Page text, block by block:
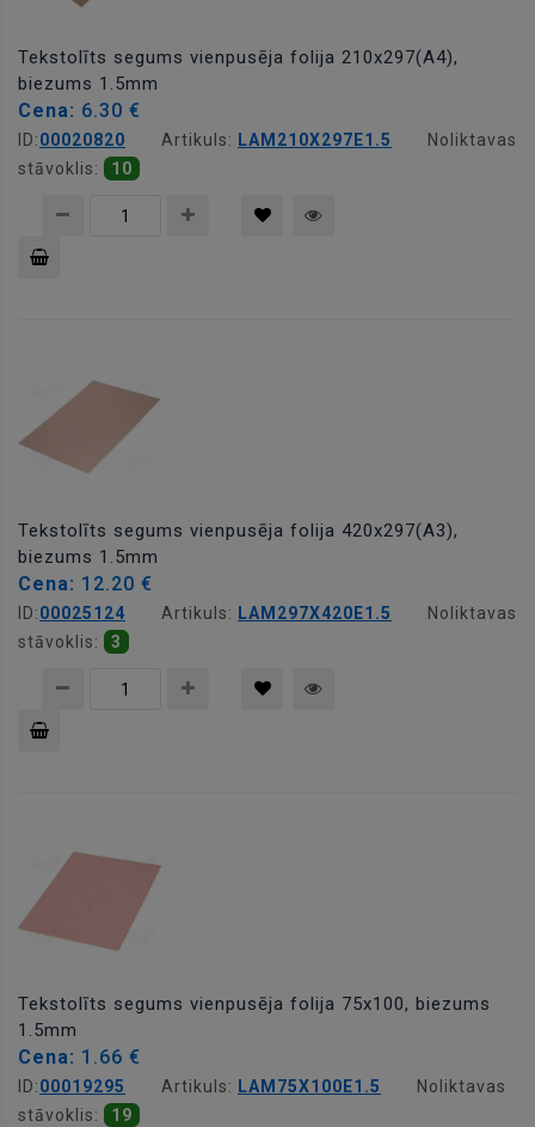
Tekstolīts segums vienpusēja folija 210x297(A4),
biezums 1.5mm
Cena: 6.30 €
ID:00020820 Artikuls: LAM210X297E1.5
Noliktavas
stāvoklis:
10
Tekstolīts segums vienpusēja folija 420x297(A3),
biezums 1.5mm
Cena: 12.20 €
ID:00025124 Artikuls: LAM297X420E1.5
Noliktavas
stāvoklis:
3
Tekstolīts segums vienpusēja folija 75x100, biezums
1.5mm
Cena: 1.66 €
ID:00019295 Artikuls: LAM75X100E1.5
Noliktavas
stāvoklis:
19